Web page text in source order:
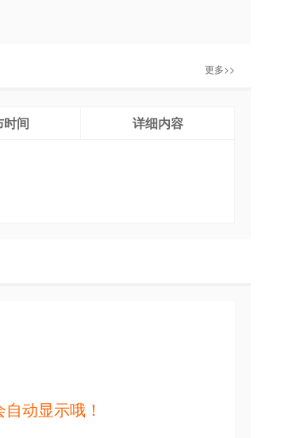
更多>>
时间 详细内容
动显示哦！